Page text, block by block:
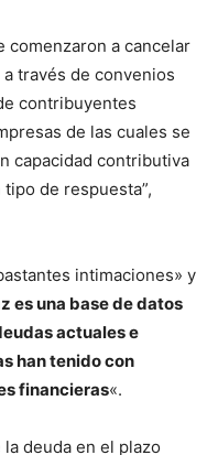
comenzaron a cancelar
través de convenios
contribuyentes
de las cuales se
capacidad contributiva
de respuesta”,
intimaciones» y
es una base de datos
actuales e
han tenido con
financieras«.
deuda en el plazo